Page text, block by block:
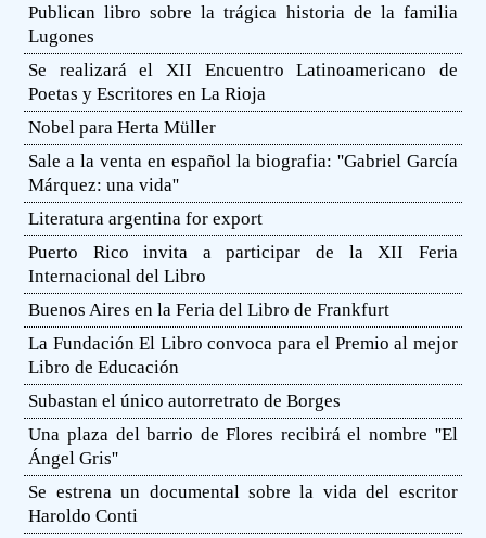
Publican libro sobre la trágica historia de la familia
Lugones
Se realizará el XII Encuentro Latinoamericano de
Poetas y Escritores en La Rioja
Nobel para Herta Müller
Sale a la venta en español la biografia: ''Gabriel García
Márquez: una vida''
Literatura argentina for export
Puerto Rico invita a participar de la XII Feria
Internacional del Libro
Buenos Aires en la Feria del Libro de Frankfurt
La Fundación El Libro convoca para el Premio al mejor
Libro de Educación
Subastan el único autorretrato de Borges
Una plaza del barrio de Flores recibirá el nombre ''El
Ángel Gris''
Se estrena un documental sobre la vida del escritor
Haroldo Conti